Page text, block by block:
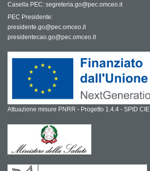
Casella PEC: segreteria.go@pec.omceo.it
PEC Presidente:
presidente.go@pec.omceo.it
presidentecao.go@pec.omceo.it
Attuazione misure PNRR - Progetto 1.4.4 - SPID CIE